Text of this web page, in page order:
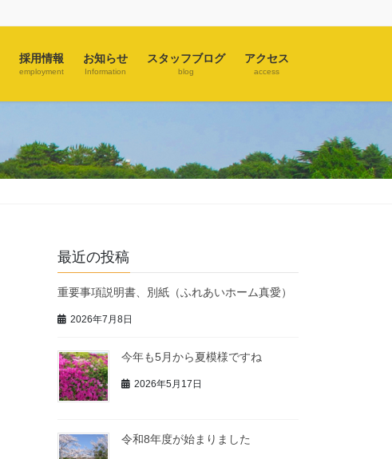
採用情報
employment
お知らせ
Information
スタッフブログ
blog
アクセス
access
最近の投稿
重要事項説明書、別紙（ふれあいホーム真愛）
2026年7月8日
今年も5月から夏模様ですね
2026年5月17日
令和8年度が始まりました